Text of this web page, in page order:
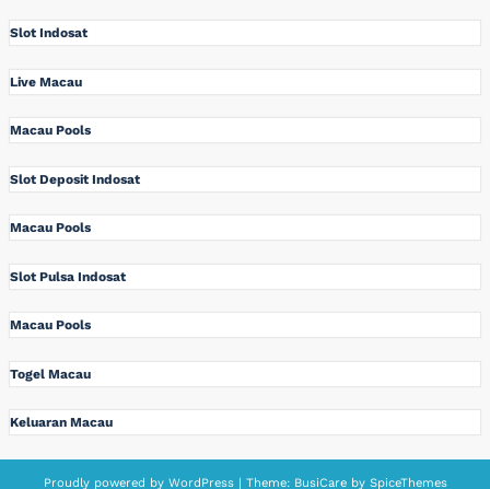
Slot Indosat
Live Macau
Macau Pools
Slot Deposit Indosat
Macau Pools
Slot Pulsa Indosat
Macau Pools
Togel Macau
Keluaran Macau
Proudly powered by WordPress| Theme: BusiCare bySpiceThemes